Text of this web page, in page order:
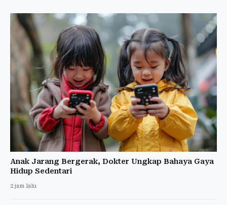
Anak Jarang Bergerak, Dokter Ungkap Bahaya Gaya
Hidup Sedentari
2 jam lalu